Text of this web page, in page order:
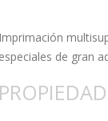
Imprimación
especiales de gran